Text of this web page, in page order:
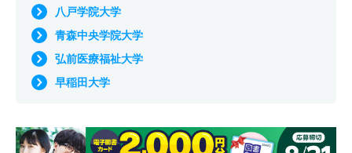
八戸学院大学
青森中央学院大学
弘前医療福祉大学
早稲田大学